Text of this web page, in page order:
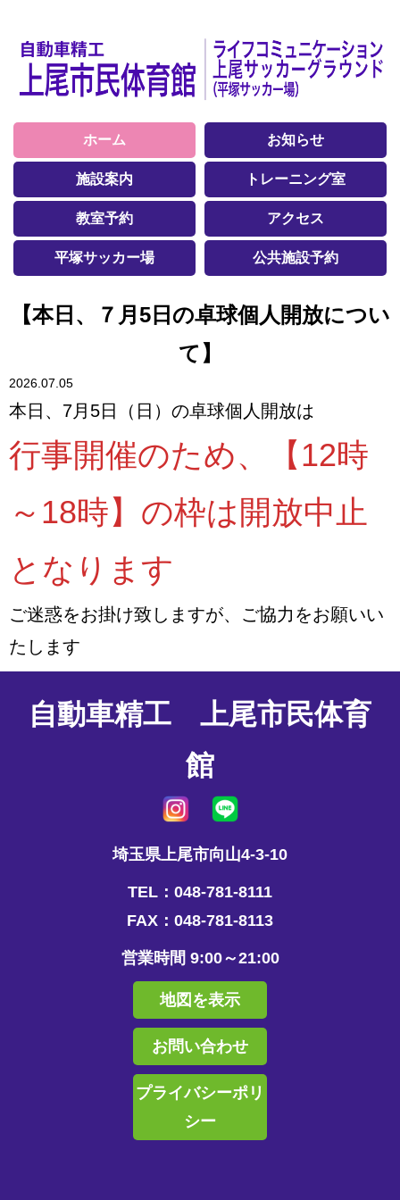
ホーム お知らせ
施設案内 トレーニング室
教室予約 アクセス
平塚サッカー場 公共施設予約
【本日、７月5日の卓球個人開放につい
て】
2026.07.05
本日、7月5日（日）の卓球個人開放は
行事開催のため、【12時
～18時】の枠は開放中止
となります
ご迷惑をお掛け致しますが、ご協力をお願いい
たします
自動車精工 上尾市民体育
館
埼玉県上尾市向山4-3-10
TEL：048-781-8111
FAX：048-781-8113
営業時間 9:00～21:00
地図を表示
お問い合わせ
プライバシーポリ
シー